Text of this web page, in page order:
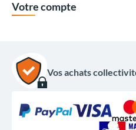
434,00 €
520,80 €TTC
Options du produit
Votre compte
Vos achats